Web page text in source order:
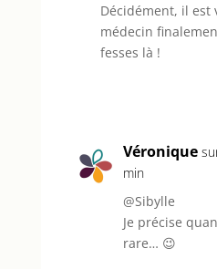
Décidément, il est
médecin
fesses là !
Véronique
min
@Sibylle
Je précise
rare… 😉